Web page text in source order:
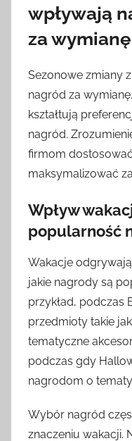
wpływają
za
Sezonowe zmiany
nagród za
kształtują
nagród.
firmom
maksymalizować
Wpływ
popularność
Wakacje
jakie nagrody są
przykład, podczas
przedmioty takie
tematyczne
podczas gdy
nagrodom o
Wybór nagród
znaczeniu wakacji.